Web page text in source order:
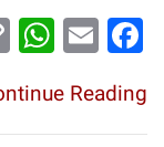
Fac
ok
Em
p
Reading